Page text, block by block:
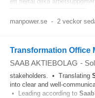
manpower.se - 2 veckor
Transformation Office
SAAB AKTIEBOLAG -
stakeholders. • Translating
into clear and well-
• Leading according to Saab